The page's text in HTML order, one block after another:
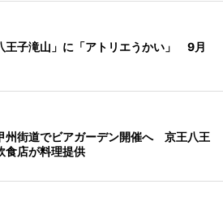
王子滝山」に「アトリエうかい」 9月
州街道でビアガーデン開催へ 京王八王
食店が料理提供